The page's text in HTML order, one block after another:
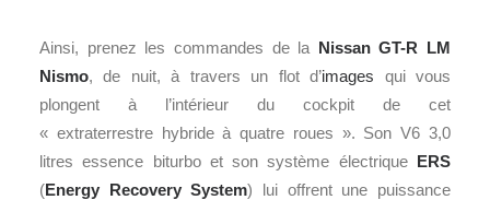
Ainsi, prenez les commandes de la Nissan GT-R LM
Nismo, de nuit, à travers un flot d’images qui vous
plongent à l’intérieur du cockpit de cet
« extraterrestre hybride à quatre roues ». Son V6 3,0
litres essence biturbo et son système électrique ERS
(Energy Recovery System) lui offrent une puissance